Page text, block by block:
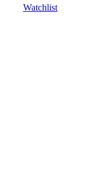
Watchlist